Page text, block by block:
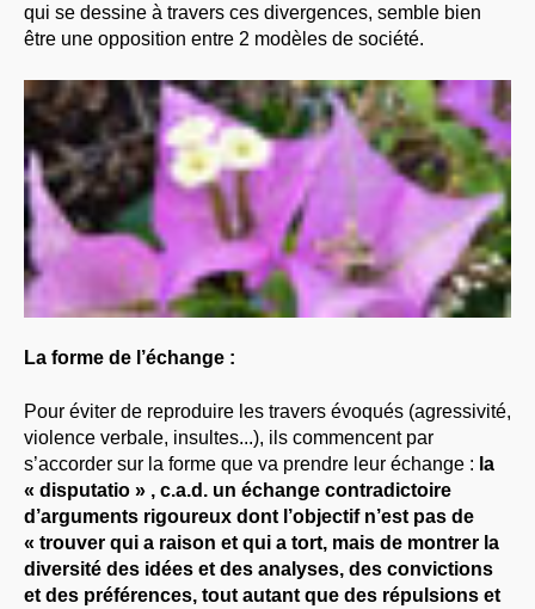
qui se dessine à travers ces divergences, semble bien
être une opposition entre 2 modèles de société.
La forme de l’échange :
Pour éviter de reproduire les travers évoqués (agressivité,
violence verbale, insultes...), ils commencent par
s’accorder sur la forme que va prendre leur échange : la
« disputatio » , c.a.d. un échange contradictoire
d’arguments rigoureux dont l’objectif n’est pas de
« trouver qui a raison et qui a tort, mais de montrer la
diversité des idées et des analyses, des convictions
et des préférences, tout autant que des répulsions et